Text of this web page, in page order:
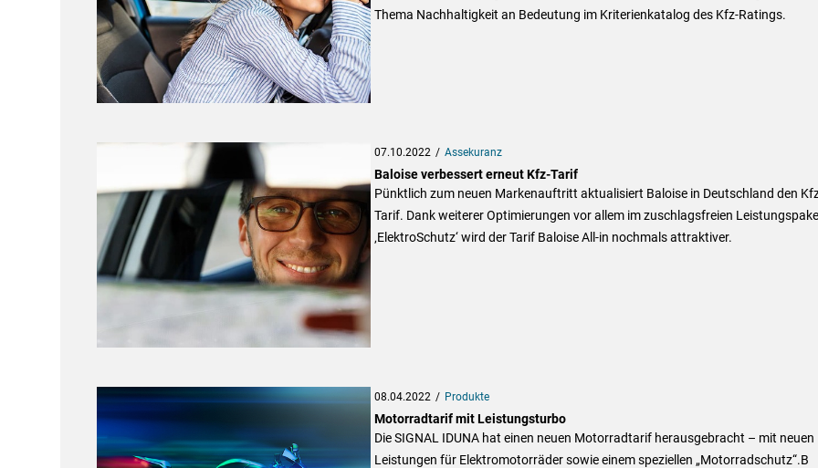
Thema Nachhaltigkeit an Bedeutung im Kriterienkatalog des Kfz-Ratings.
07.10.2022 Assekuranz
Baloise verbessert erneut Kfz-Tarif
Pünktlich zum neuen Markenauftritt aktualisiert Baloise in Deutschland den
Tarif. Dank weiterer Optimierungen vor allem im zuschlagsfreien
‚ElektroSchutz‘ wird der Tarif Baloise All-in nochmals attraktiver.
08.04.2022 Produkte
Motorradtarif mit Leistungsturbo
Die SIGNAL IDUNA hat einen neuen Motorradtarif herausgebracht – mit neuen
Leistungen für Elektromotorräder sowie einem speziellen „Motorradschutz“.B